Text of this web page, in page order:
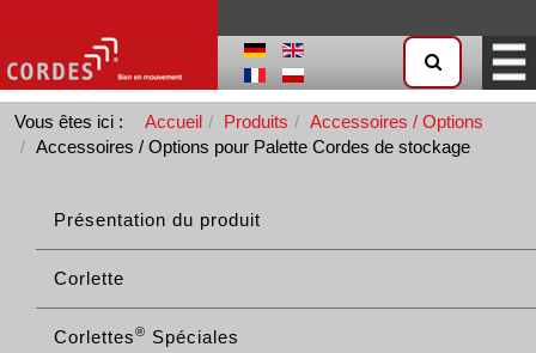
Vous êtes ici : Accueil Produits
Accessoires / Options
Accessoires / Options pour Palette Cordes de stockage
Présentation du produit
Corlette
Corlettes® Spéciales